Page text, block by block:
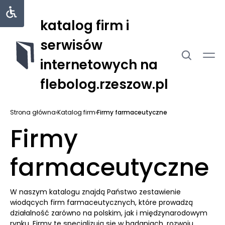
katalog firm i
serwisów
internetowych na
flebolog.rzeszow.pl
Strona główna›Katalog firm›Firmy farmaceutyczne
Firmy
farmaceutyczne
W naszym katalogu znajdą Państwo zestawienie
wiodących firm farmaceutycznych, które prowadzą
działalność zarówno na polskim, jak i międzynarodowym